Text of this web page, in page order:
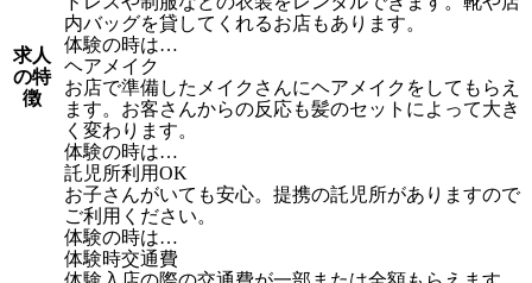
求人
の特
徴
内バッグを貸してくれるお店もあります。
体験の時は…
ヘアメイク
お店で準備したメイクさんにヘアメイクをしてもらえ
ます。お客さんからの反応も髪のセットによって大き
く変わります。
体験の時は…
託児所利用OK
お子さんがいても安心。提携の託児所がありますので
ご利用ください。
体験の時は…
体験時交通費